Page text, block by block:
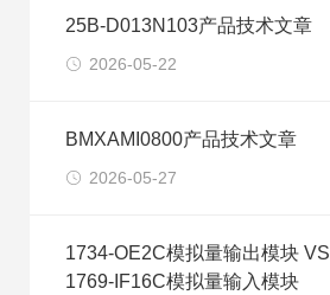
25B-D013N103产品技术文章
2026-05-22
BMXAMI0800产品技术文章
2026-05-27
1734-OE2C模拟量输出模块 VS
1769-IF16C模拟量输入模块